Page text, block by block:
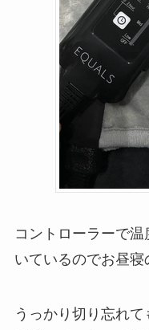
コントローラーで
いているのでお昼寝
うっかり切り忘れ